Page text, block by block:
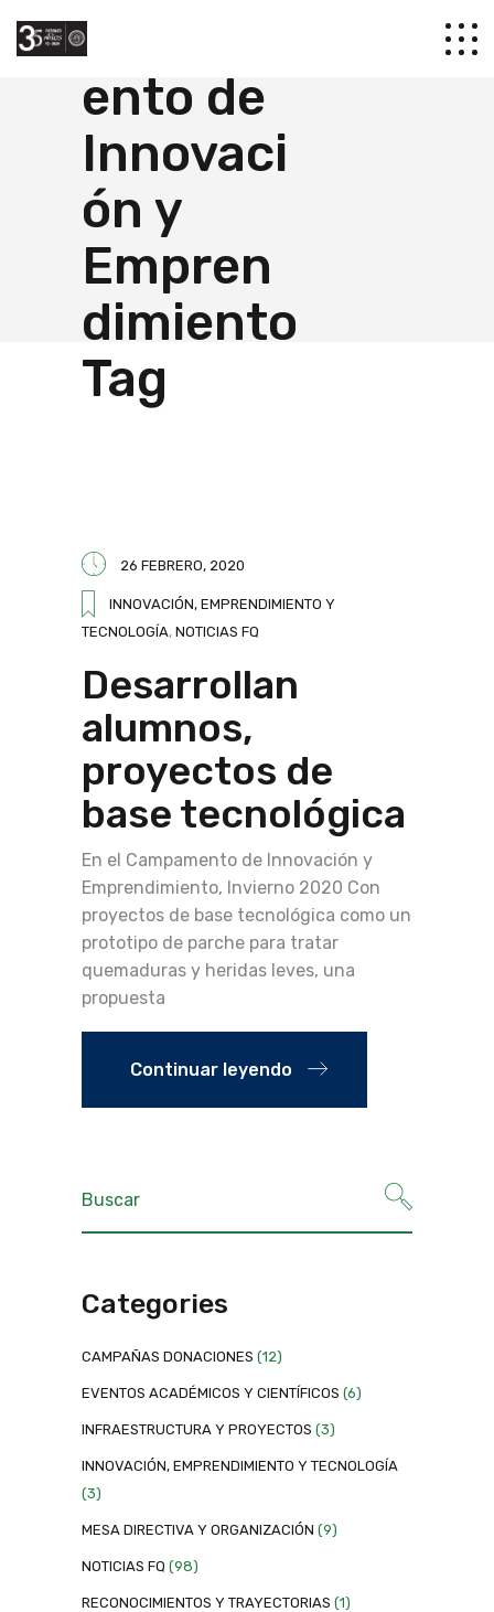
Campam
ento de
Innovaci
ón y
Empren
dimiento
Tag
26 FEBRERO, 2020
INNOVACIÓN, EMPRENDIMIENTO Y
TECNOLOGÍA, NOTICIAS FQ
Desarrollan
alumnos,
proyectos de
base tecnológica
En el Campamento de Innovación y
Emprendimiento, Invierno 2020 Con
proyectos de base tecnológica como un
prototipo de parche para tratar
quemaduras y heridas leves, una
propuesta
Continuar leyendo
Categories
CAMPAÑAS DONACIONES (12)
EVENTOS ACADÉMICOS Y CIENTÍFICOS (6)
INFRAESTRUCTURA Y PROYECTOS (3)
INNOVACIÓN, EMPRENDIMIENTO Y TECNOLOGÍA
(3)
MESA DIRECTIVA Y ORGANIZACIÓN (9)
NOTICIAS FQ (98)
RECONOCIMIENTOS Y TRAYECTORIAS (1)